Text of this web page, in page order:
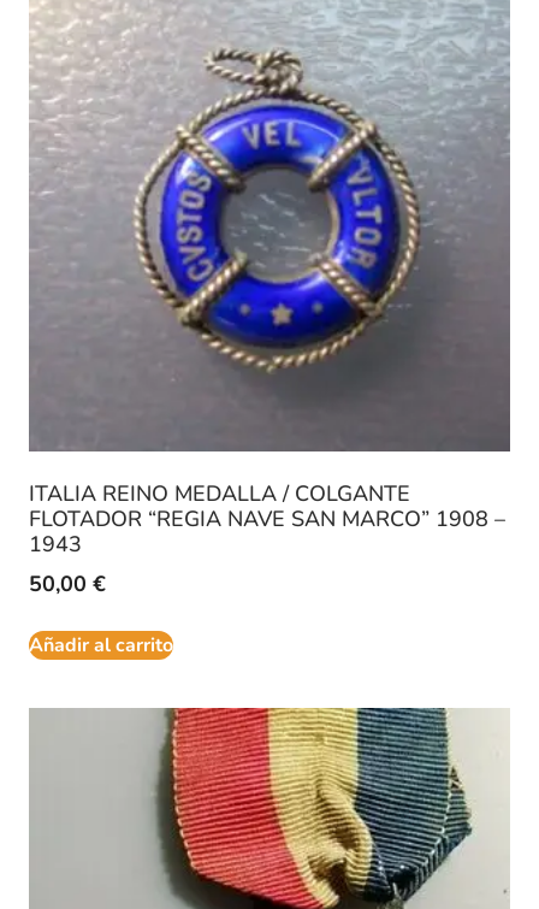
ITALIA REINO MEDALLA / COLGANTE
FLOTADOR “REGIA NAVE SAN MARCO” 1908 –
1943
50,00 €
Añadir al carrito